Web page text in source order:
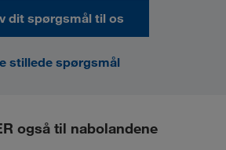
dit spørgsmål til os
stillede spørgsmål
også til nabolandene